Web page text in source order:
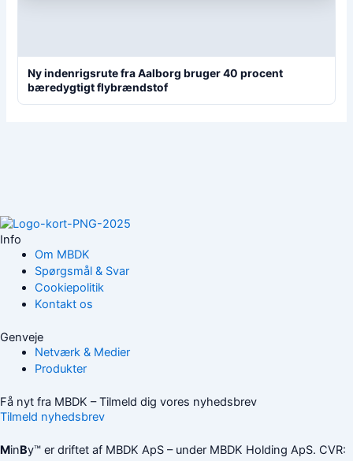
Ny indenrigsrute fra Aalborg bruger 40 procent
bæredygtigt flybrændstof
Info
Om MBDK
Spørgsmål & Svar
Cookiepolitik
Kontakt os
Genveje
Netværk & Medier
Produkter
Få nyt fra MBDK – Tilmeld dig vores nyhedsbrev
Tilmeld nyhedsbrev
MinBy™ er driftet af MBDK ApS – under MBDK Holding ApS. CVR: